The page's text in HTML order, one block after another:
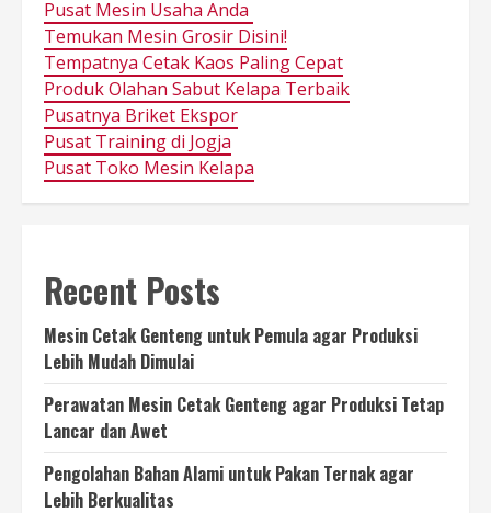
Pusat Mesin Usaha Anda
Temukan Mesin Grosir Disini!
Tempatnya Cetak Kaos Paling Cepat
Produk Olahan Sabut Kelapa Terbaik
Pusatnya Briket Ekspor
Pusat Training di Jogja
Pusat Toko Mesin Kelapa
Recent Posts
Mesin Cetak Genteng untuk Pemula agar Produksi
Lebih Mudah Dimulai
Perawatan Mesin Cetak Genteng agar Produksi Tetap
Lancar dan Awet
Pengolahan Bahan Alami untuk Pakan Ternak agar
Lebih Berkualitas